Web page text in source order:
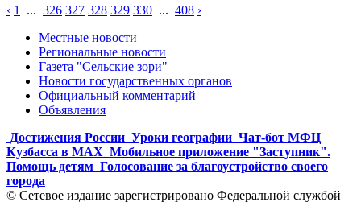
‹ 1 ... 326 327 328 329 330 ... 408 ›
Местные новости
Региональные новости
Газета "Сельские зори"
Новости государственных органов
Официальный комментарий
Объявления
Достижения России Уроки географии Чат-бот МФЦ
Кузбасса в MAX Мобильное приложение "Заступник".
Помощь детям Голосование за благоустройство своего
города
© Сетевое издание зарегистрировано Федеральной службой